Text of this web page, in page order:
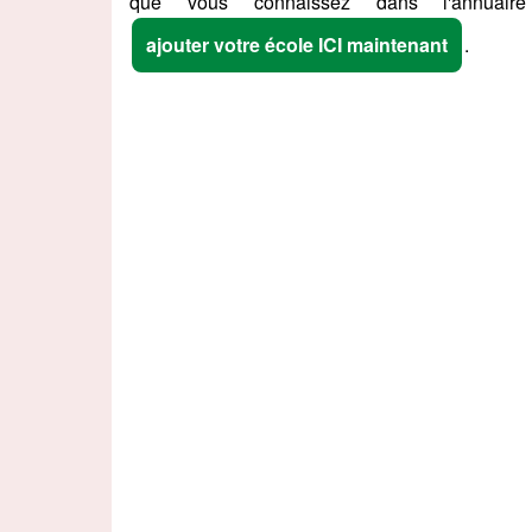
ajouter votre école ICI maintenant
.